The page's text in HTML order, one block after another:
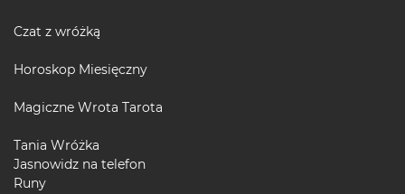
Czat z wróżką
Horoskop Miesięczny
Magiczne Wrota Tarota
Tania Wróżka
Jasnowidz na telefon
Runy